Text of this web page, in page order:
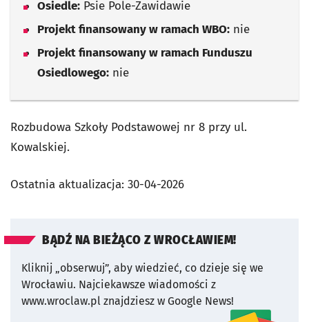
Osiedle: Psie Pole-Zawidawie
Projekt finansowany w ramach WBO: nie
Projekt finansowany w ramach Funduszu
Osiedlowego: nie
Rozbudowa Szkoły Podstawowej nr 8 przy ul.
Kowalskiej.
Ostatnia aktualizacja: 30-04-2026
BĄDŹ NA BIEŻĄCO Z WROCŁAWIEM!
Kliknij „obserwuj”, aby wiedzieć, co dzieje się we
Wrocławiu. Najciekawsze wiadomości z
www.wroclaw.pl znajdziesz w Google News!